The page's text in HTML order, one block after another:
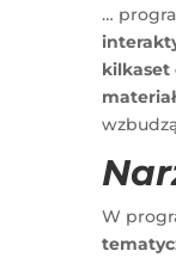
…
kilkaset
W